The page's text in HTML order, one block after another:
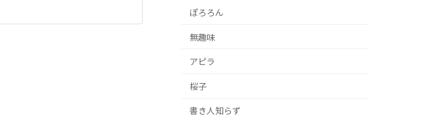
ぽろろん
無趣味
アピラ
桜子
書き人知らず